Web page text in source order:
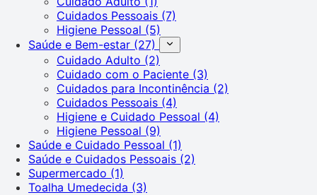
Cuidados Pessoais (7)
Higiene Pessoal (5)
Saúde e Bem-estar (27)
Cuidado Adulto (2)
Cuidado com o Paciente (3)
Cuidados para Incontinência (2)
Cuidados Pessoais (4)
Higiene e Cuidado Pessoal (4)
Higiene Pessoal (9)
Saúde e Cuidado Pessoal (1)
Saúde e Cuidados Pessoais (2)
Supermercado (1)
Toalha Umedecida (3)